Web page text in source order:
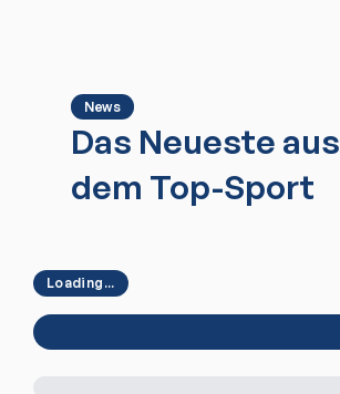
News
Das Neueste aus
dem Top-Sport
Loading...